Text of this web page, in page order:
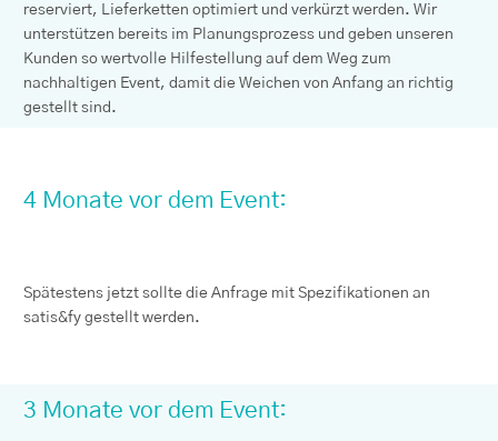
reserviert, Lieferketten optimiert und verkürzt werden. Wir
unterstützen bereits im Planungsprozess und geben unseren
Kunden so wertvolle Hilfestellung auf dem Weg zum
nachhaltigen Event, damit die Weichen von Anfang an richtig
gestellt sind.
4 Monate vor dem Event:
Spätestens jetzt sollte die Anfrage mit Spezifikationen an
satis&fy gestellt werden.
3 Monate vor dem Event: